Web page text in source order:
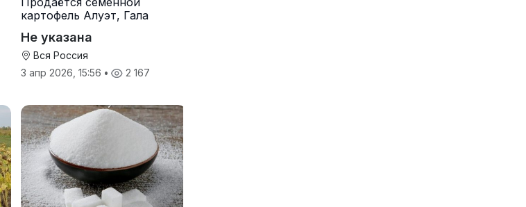
картофель Алуэт, Гала
Не указана
Вся Россия
3 апр 2026, 15:56 • 2 167